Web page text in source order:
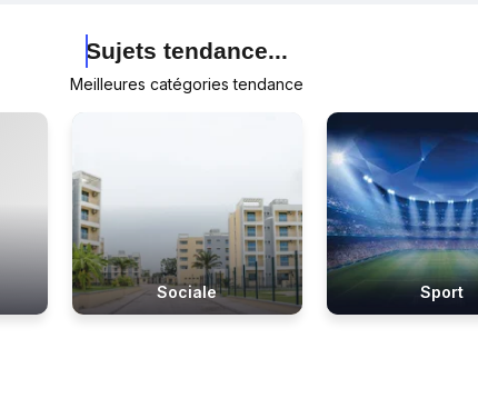
Sujets tendance...
Sujets tendance...
Sujets tendance...
Meilleures catégories tendance
Sociale Sport